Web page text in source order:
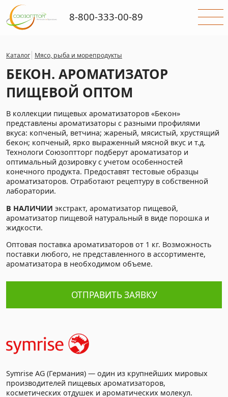
Каталог Мясо, рыба и морепродукты
БЕКОН. АРОМАТИЗАТОР
ПИЩЕВОЙ ОПТОМ
В коллекции пищевых ароматизаторов «Бекон»
представлены ароматизаторы с разными профилями
вкуса: копченый, ветчина; жареный, мясистый, хрустящий
бекон; копченый, ярко выраженный мясной вкус и т.д.
Технологи Союзоптторг подберут ароматизатор и
оптимальный дозировку с учетом особенностей
конечного продукта. Предоставят тестовые образцы
ароматизаторов. Отработают рецептуру в собственной
лаборатории.
В НАЛИЧИИ экстракт, ароматизатор пищевой,
ароматизатор пищевой натуральный в виде порошка и
жидкости.
Оптовая поставка ароматизаторов от 1 кг. Возможность
поставки любого, не представленного в ассортименте,
ароматизатора в необходимом объеме.
ОТПРАВИТЬ ЗАЯВКУ
Symrise AG (Германия) — один из крупнейших мировых
производителей пищевых ароматизаторов,
косметических отдушек и ароматических молекул.
8-800-333-00-89